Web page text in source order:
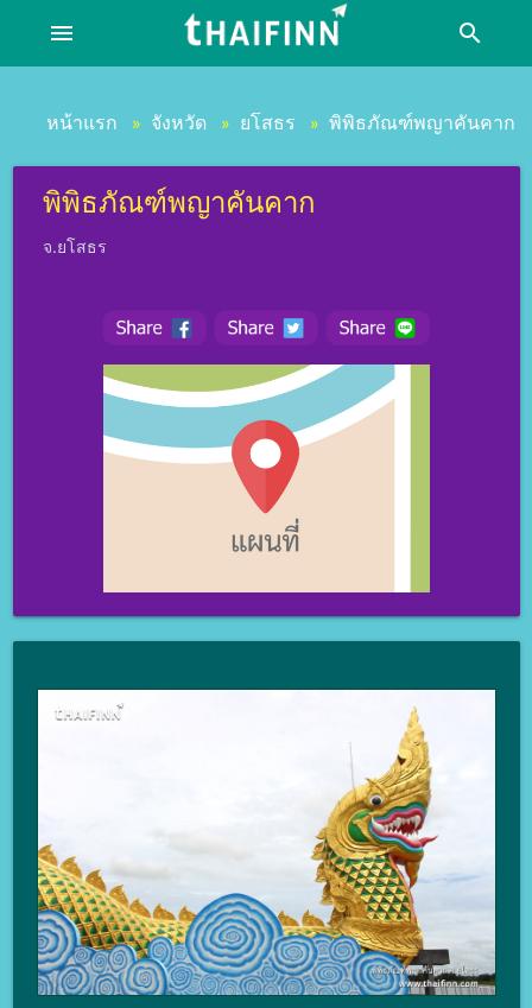
menu search
หน้าแรก » จังหวัด » ยโสธร » พิพิธภัณฑ์พญาคันคาก
พิพิธภัณฑ์พญาคันคาก
จ.ยโสธร